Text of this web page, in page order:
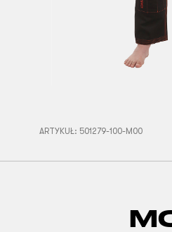
ARTYKUŁ: 501279-100-M00